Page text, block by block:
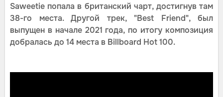
Saweetie попала в британский чарт, достигнув там
38-го места. Другой трек, "Best Friend", был
выпущен в начале 2021 года, по итогу композиция
добралась до 14 места в Billboard Hot 100.